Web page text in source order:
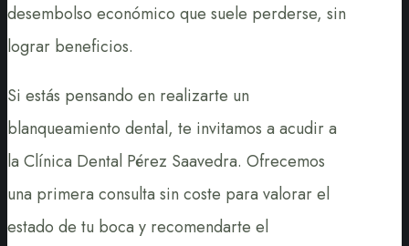
desembolso económico que suele perderse, sin
lograr beneficios.
Si estás pensando en realizarte un
blanqueamiento dental, te invitamos a acudir a
la Clínica Dental Pérez Saavedra. Ofrecemos
una primera consulta sin coste para valorar el
estado de tu boca y recomendarte el